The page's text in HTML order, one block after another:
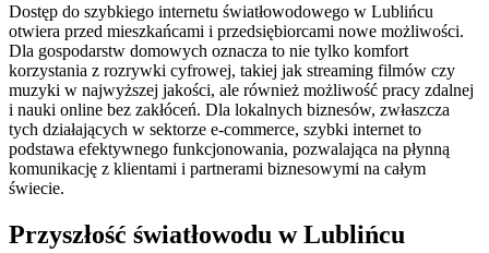
Dostęp do szybkiego internetu światłowodowego w Lublińcu
otwiera przed mieszkańcami i przedsiębiorcami nowe możliwości.
Dla gospodarstw domowych oznacza to nie tylko komfort
korzystania z rozrywki cyfrowej, takiej jak streaming filmów czy
muzyki w najwyższej jakości, ale również możliwość pracy zdalnej
i nauki online bez zakłóceń. Dla lokalnych biznesów, zwłaszcza
tych działających w sektorze e-commerce, szybki internet to
podstawa efektywnego funkcjonowania, pozwalająca na płynną
komunikację z klientami i partnerami biznesowymi na całym
świecie.
Przyszłość światłowodu w Lublińcu